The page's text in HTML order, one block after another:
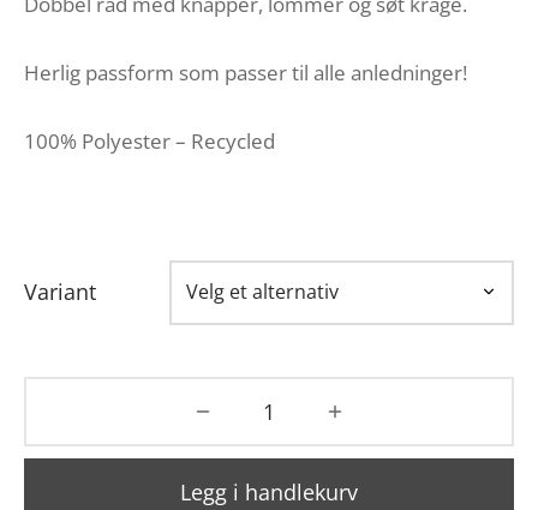
Herlig passform som passer til alle anledninger!
100% Polyester – Recycled
Variant
Legg i handlekurv